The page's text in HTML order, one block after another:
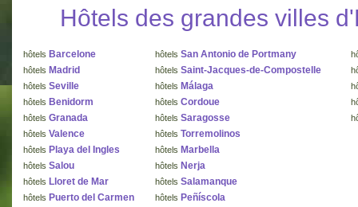
Hôtels des grandes villes
hôtels Barcelone
hôtels Madrid
hôtels Seville
hôtels Benidorm
hôtels Granada
hôtels Valence
hôtels Playa del Ingles
hôtels Salou
hôtels Lloret de Mar
hôtels Puerto del Carmen
hôtels San Antonio de Portmany
hôtels Saint-Jacques-de-Compostelle
hôtels Málaga
hôtels Cordoue
hôtels Saragosse
hôtels Torremolinos
hôtels Marbella
hôtels Nerja
hôtels Salamanque
hôtels Peñíscola